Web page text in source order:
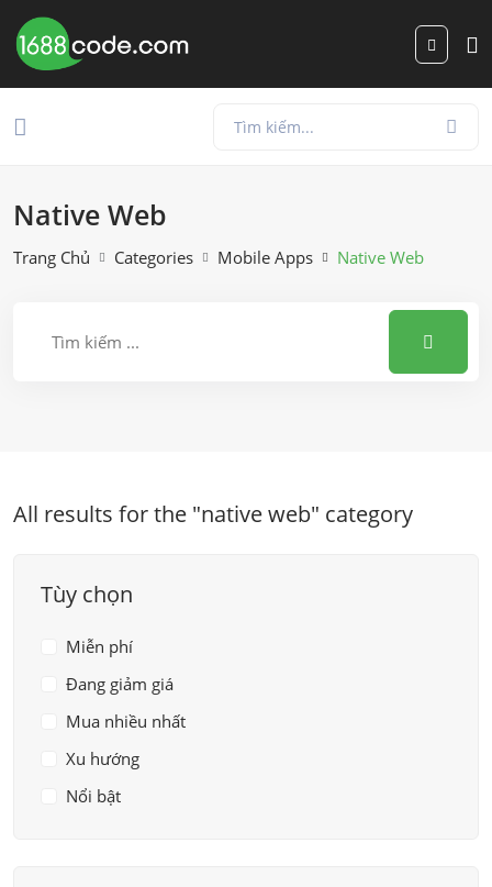
Native Web
Trang Chủ Categories Mobile Apps Native Web
All results for the "native web" category
Tùy chọn
Miễn phí
Đang giảm giá
Mua nhiều nhất
Xu hướng
Nổi bật